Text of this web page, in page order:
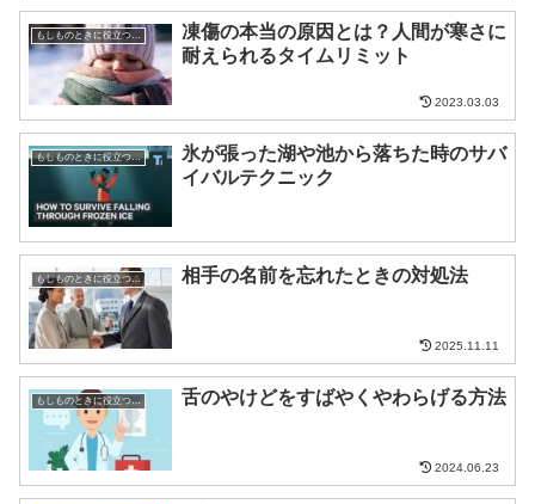
もしものときに役立つ知識
凍傷の本当の原因とは？人間が寒さに
耐えられるタイムリミット
2023.03.03
もしものときに役立つ知識
氷が張った湖や池から落ちた時のサバ
イバルテクニック
もしものときに役立つ知識 相手の名前を忘れたときの対処法
2025.11.11
もしものときに役立つ知識 舌のやけどをすばやくやわらげる方法
2024.06.23